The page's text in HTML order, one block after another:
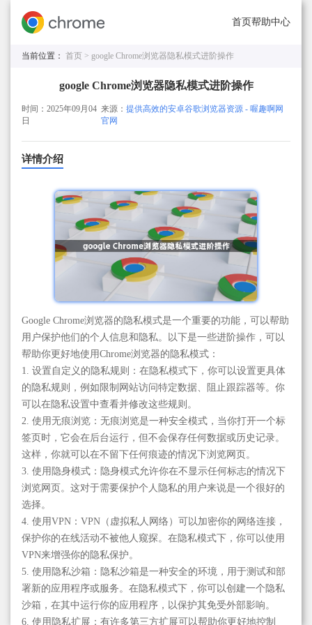
首页帮助中心
当前位置： 首页 > google Chrome浏览器隐私模式进阶操作
google Chrome浏览器隐私模式进阶操作
时间：2025年09月04
日
来源：提供高效的安卓谷歌浏览器资源 - 喔趣啊网
官网
详情介绍
Google Chrome浏览器的隐私模式是一个重要的功能，可以帮助
用户保护他们的个人信息和隐私。以下是一些进阶操作，可以
帮助你更好地使用Chrome浏览器的隐私模式：
1. 设置自定义的隐私规则：在隐私模式下，你可以设置更具体
的隐私规则，例如限制网站访问特定数据、阻止跟踪器等。你
可以在隐私设置中查看并修改这些规则。
2. 使用无痕浏览：无痕浏览是一种安全模式，当你打开一个标
签页时，它会在后台运行，但不会保存任何数据或历史记录。
这样，你就可以在不留下任何痕迹的情况下浏览网页。
3. 使用隐身模式：隐身模式允许你在不显示任何标志的情况下
浏览网页。这对于需要保护个人隐私的用户来说是一个很好的
选择。
4. 使用VPN：VPN（虚拟私人网络）可以加密你的网络连接，
保护你的在线活动不被他人窥探。在隐私模式下，你可以使用
VPN来增强你的隐私保护。
5. 使用隐私沙箱：隐私沙箱是一种安全的环境，用于测试和部
署新的应用程序或服务。在隐私模式下，你可以创建一个隐私
沙箱，在其中运行你的应用程序，以保护其免受外部影响。
6. 使用隐私扩展：有许多第三方扩展可以帮助你更好地控制